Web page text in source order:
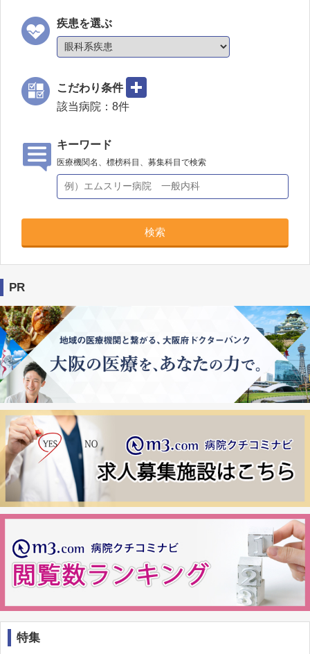
疾患を選ぶ
こだわり条件
該当病院： 8件
キーワード
医療機関名、標榜科目、募集科目で検索
検索
PR
特集